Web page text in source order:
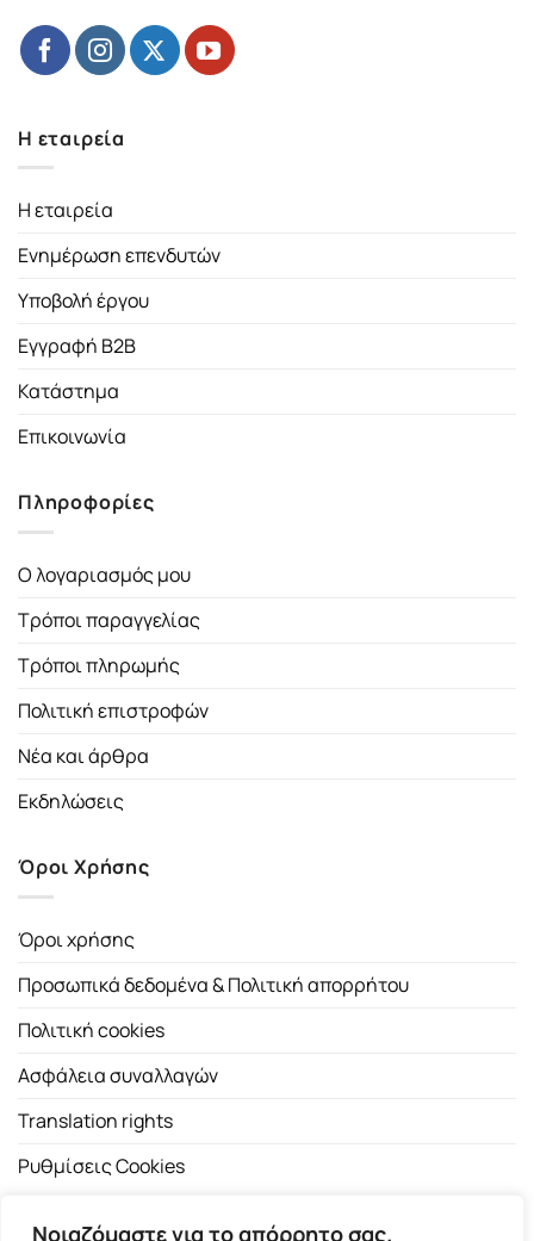
Νοιαζόμαστε για το απόρρητο σας.
Η εταιρεία
Η εταιρεία
Ενημέρωση επενδυτών
Υποβολή έργου
Εγγραφή B2B
Κατάστημα
Επικοινωνία
Πληροφορίες
Ο λογαριασμός μου
Τρόποι παραγγελίας
Τρόποι πληρωμής
Πολιτική επιστροφών
Νέα και άρθρα
Εκδηλώσεις
Όροι Χρήσης
Όροι χρήσης
Προσωπικά δεδομένα & Πολιτική απορρήτου
Πολιτική cookies
Ασφάλεια συναλλαγών
Translation rights
Ρυθμίσεις Cookies